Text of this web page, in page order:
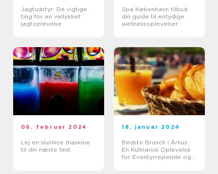
Jagtudstyr: De vigtige
ting for en vellykket
jagtoplevelse
Spa København tilbud:
din guide til entydige
wellnessoplevelser
06. februar 2024
Lej en slushice maskine
til din næste fest
18. januar 2024
Bedste Brunch i Århus:
En Kulinarisk Oplevelse
for Eventyrrejsende og